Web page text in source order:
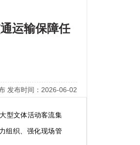
运输保障任
发布时间：2026-06-02
型文体活动客流集
组织、强化现场管